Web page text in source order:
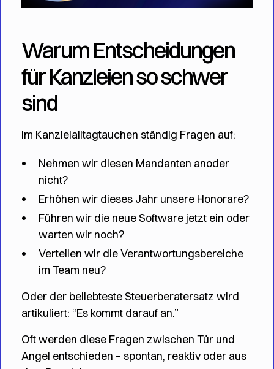
Warum Entscheidungen
für Kanzleien so schwer
sind
Im Kanzleialltagtauchen ständig Fragen auf:
Nehmen wir diesen Mandanten anoder
nicht?
Erhöhen wir dieses Jahr unsere Honorare?
Führen wir die neue Software jetzt ein oder
warten wir noch?
Verteilen wir die Verantwortungsbereiche
im Team neu?
Oder der beliebteste Steuerberatersatz wird
artikuliert: “Es kommt darauf an.”
Oft werden diese Fragen zwischen Tür und
Angel entschieden – spontan, reaktiv oder aus